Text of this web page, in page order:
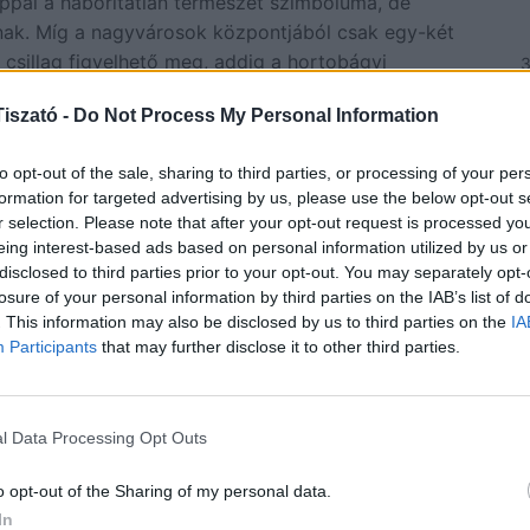
- Do Not Process My Personal Information
opt-out of the sale, sharing to third parties, or processing of your
for targeted advertising by us, please use the below opt-out
selection. Please note that after your opt-out request is processed
interest-based ads based on personal information utilized by us
to third parties prior to your opt-out. You may separately
of your personal information by third parties on the IAB’s list of
This information may also be disclosed by us to third parties on the
Participants that may further disclose it to other third parties.
Data Processing Opt Outs
opt-out of the Sharing of my personal data.
Míg a nagyvárosok központjából csak egy-két
figyelhető meg, addig a hortobágyi
1 órás sétára várják az érdeklődőket. A Program
lakóit, illetve látványetetés keretein belül
után kezdődik, a látogatók egy kb. fél órás
mentes hortobágyi égbolt
a hozzájuk fűződő pásztorhagyományokkal és
A program csak derült ég esetén kerül
amely a Hortobágy Infó épülete melletti
Infó épülete melletti parkoló
3